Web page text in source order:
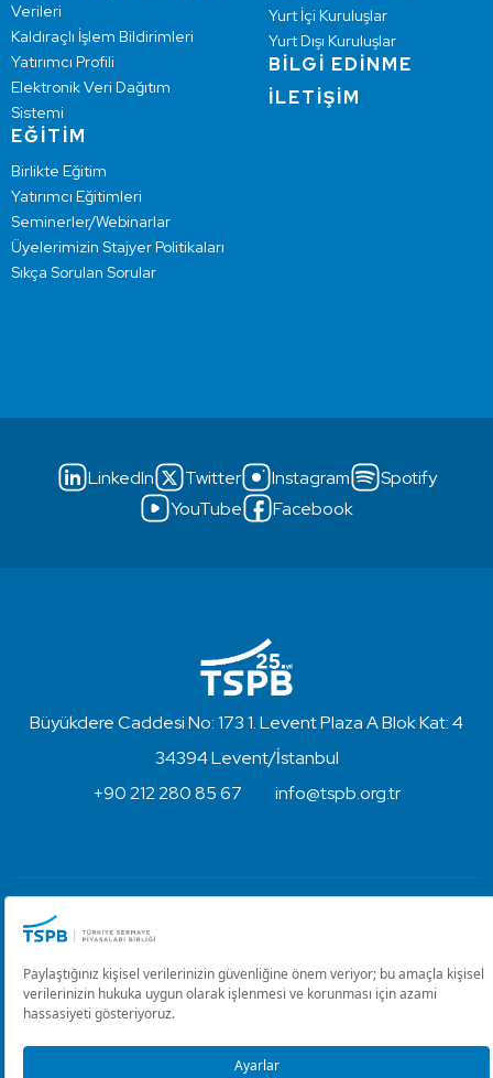
Verileri
Kaldıraçlı İşlem Bildirimleri
Yatırımcı Profili
Elektronik Veri Dağıtım
Sistemi
EĞİTİM
Birlikte Eğitim
Yatırımcı Eğitimleri
Seminerler/Webinarlar
Üyelerimizin Stajyer Politikaları
Sıkça Sorulan Sorular
Yurt İçi Kuruluşlar
Yurt Dışı Kuruluşlar
BİLGİ EDİNME
İLETİŞİM
LinkedIn Twitter Instagram
Spotify
YouTube
Facebook
Büyükdere Caddesi No: 173 1. Levent Plaza A Blok Kat: 4
34394 Levent/İstanbul
+90 212 280 85 67
info@tspb.org.tr
Kullanım Koşulları ve Gizlilik
Çerez Ayarlarını Düzenle